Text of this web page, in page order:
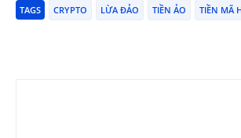
TAGS CRYPTO LỪA ĐẢO TIỀN ẢO TIỀN MÃ